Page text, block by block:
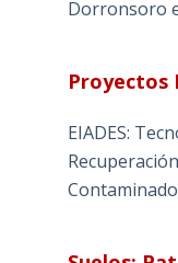
Dorronsoro
Proyectos
EIADES: